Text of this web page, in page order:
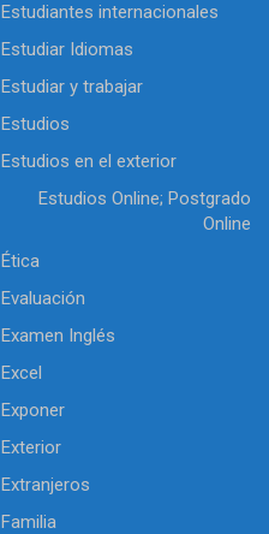
Estudiantes internacionales
Estudiar Idiomas
Estudiar y trabajar
Estudios
Estudios en el exterior
Estudios Online; Postgrado
Online
Ética
Evaluación
Examen Inglés
Excel
Exponer
Exterior
Extranjeros
Familia